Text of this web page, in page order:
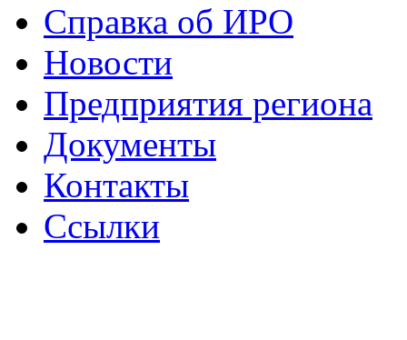
Справка об ИРО
Новости
Предприятия региона
Документы
Контакты
Ссылки